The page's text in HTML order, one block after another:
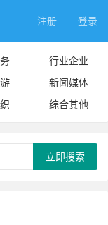
注册 登录
行业企业
新闻媒体
综合其他
立即搜索